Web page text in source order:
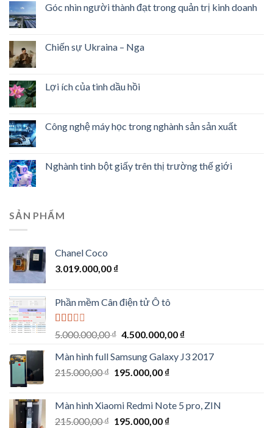
Góc nhìn người thành đạt trong quản trị kinh doanh
Chiến sự Ukraina – Nga
Lợi ích của tinh dầu hồi
Công nghệ máy học trong nghành sản sản xuất
Nghành tinh bột giấy trên thị trường thế giới
SẢN PHẨM
Chanel Coco
3.019.000,00 ₫
Phần mềm Cân điện tử Ô tô
Được
hạng
2.00
5
5.000.000,00₫ Giá
là:
5.000.000,00 ₫.
4.500.000,00 ₫Giá
tại
Màn hình full Samsung Galaxy J3 2017
215.000,00₫ Giá
215.000,00 ₫.
195.000,00 ₫Giá
là:
195.000,00 ₫.
Màn hình Xiaomi Redmi Note 5 pro, ZIN
215.000,00₫ Giá
195.000,00 ₫Giá